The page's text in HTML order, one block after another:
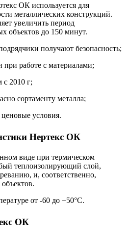
ОК используется для
металлических конструкций.
увеличить период
объектов до 150 минут.
получают безопасность;
работе с материалами;
с 2010 г;
сортаменту металла;
условия.
Нертекс ОК
виде при термическом
теплоизолирующий слой,
и, соответственно,
от -60 до +50°С.
ОК